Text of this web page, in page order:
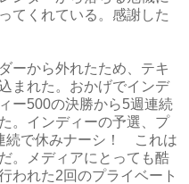
てくれている。感謝した
ーから外れたため、テキ
まれた。おかげでインデ
ー500の決勝から5週連続
。インディーの予選、プ
続で休みナーシ！ これは
。メディアにとっても酷
われた2回のプライベート